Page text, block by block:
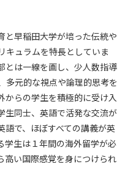
と早稲田大学が培った伝統や
キュラムを特長としていま
とは一線を画し、少人数指導
多元的な視点や論理的思考を
からの学生を積極的に受け入
生同士、英語で活発な交流が
語で、ほぼすべての講義が英
学生は１年間の海外留学が必
高い国際感覚を身につけられ